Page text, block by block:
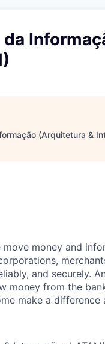
(Arquitetura &
move money and
and securely.
money from the
make a difference